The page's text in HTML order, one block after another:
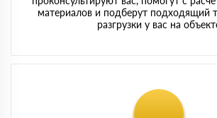
материалов и подберут подходящий
разгрузки у вас на